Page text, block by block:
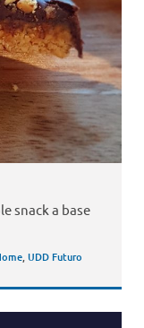
snack a base
,UDD Futuro